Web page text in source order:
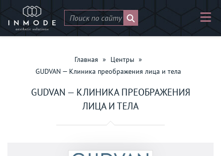
Главная » Центры »
GUDVAN — Клиника преображения лица и тела
GUDVAN — КЛИНИКА ПРЕОБРАЖЕНИЯ
ЛИЦА И ТЕЛА